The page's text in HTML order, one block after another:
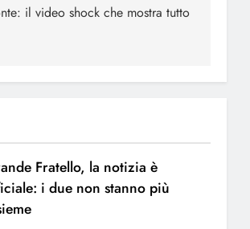
il video shock che mostra tutto
Fratello, la notizia è
i due non stanno più